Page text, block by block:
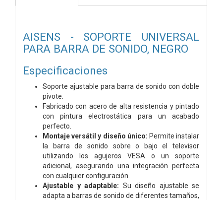
AISENS - SOPORTE UNIVERSAL
PARA BARRA DE SONIDO, NEGRO
Especificaciones
Soporte ajustable para barra de sonido con doble
pivote.
Fabricado con acero de alta resistencia y pintado
con pintura electrostática para un acabado
perfecto.
Montaje versátil y diseño único: Permite instalar
la barra de sonido sobre o bajo el televisor
utilizando los agujeros VESA o un soporte
adicional, asegurando una integración perfecta
con cualquier configuración.
Ajustable y adaptable: Su diseño ajustable se
adapta a barras de sonido de diferentes tamaños,